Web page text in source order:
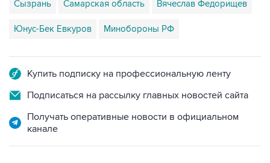
Сызрань Самарская область Вячеслав Федорищев
Юнус-Бек Евкуров Минобороны РФ
Купить подписку на профессиональную ленту
Подписаться на рассылку главных новостей сайта
Получать оперативные новости в официальном
канале